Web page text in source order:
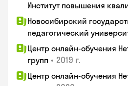
Институт повышения
Новосибирский
педагогический
Центр онлайн-обучения
групп • 2019 г.
Центр онлайн-обучения